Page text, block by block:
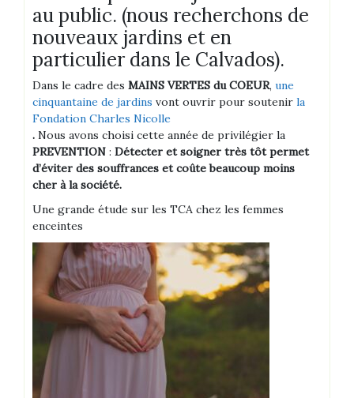
au public. (nous recherchons de
nouveaux jardins et en
particulier dans le Calvados).
Dans le cadre des MAINS VERTES du COEUR, une
cinquantaine de jardins vont ouvrir pour soutenir la
Fondation Charles Nicolle
. Nous avons choisi cette année de privilégier la
PREVENTION : Détecter et soigner très tôt permet
d’éviter des souffrances et coûte beaucoup moins
cher à la société.
Une grande étude sur les TCA chez les femmes
enceintes